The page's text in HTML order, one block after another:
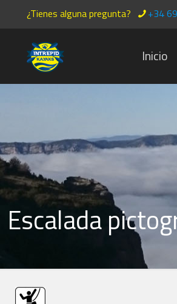
¿Tienes alguna pregunta? +34
Inicio
Escalada